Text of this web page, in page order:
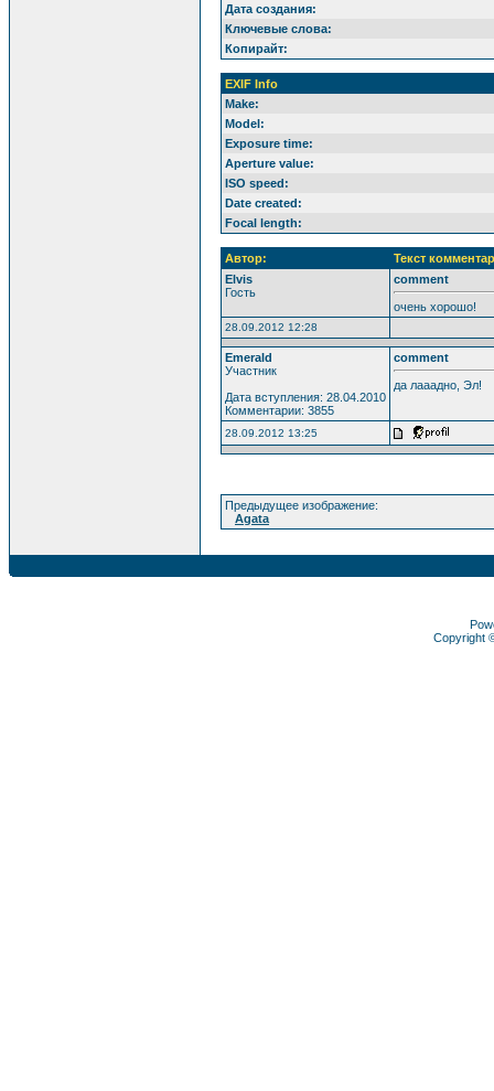
Дата создания:
Ключевые слова:
Копирайт:
EXIF Info
Make:
Model:
Exposure time:
Aperture value:
ISO speed:
Date created:
Focal length:
Автор:
Текст
Elvis
Гость
comment
очень хорошо!
28.09.2012 12:28
Emerald
Участник
Дата вступления: 28.04.2010
Комментарии: 3855
comment
да лааадно, Эл!
28.09.2012 13:25
Предыдущее изображение:
Agata
Copyright